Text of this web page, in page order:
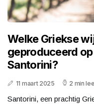
Welke Griekse
geproduceerd
Santorini?
11 maart 2025 2 min
Santorini, een prachtig